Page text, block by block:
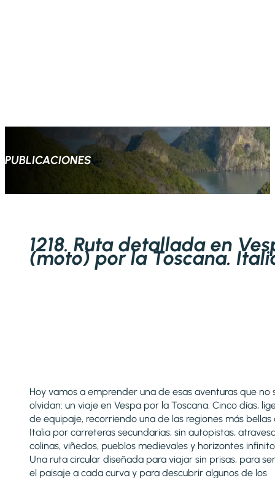
PUBLICACIONES
1218. Ruta detallada en
(moto) por la Toscana.
Hoy vamos a emprender una de esas aventuras que no
olvidan: un viaje en Vespa por la Toscana. Cinco días,
de equipaje, recorriendo una de las regiones más bellas
Italia por carreteras secundarias, sin autopistas,
colinas, viñedos, pueblos medievales y horizontes
Una ruta circular diseñada para viajar sin prisas, para
el paisaje a cada curva y para descubrir algunos de los